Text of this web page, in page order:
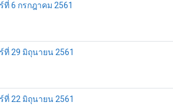
6 กรกฎาคม 2561
29 มิถุนายน 2561
22 มิถุนายน 2561